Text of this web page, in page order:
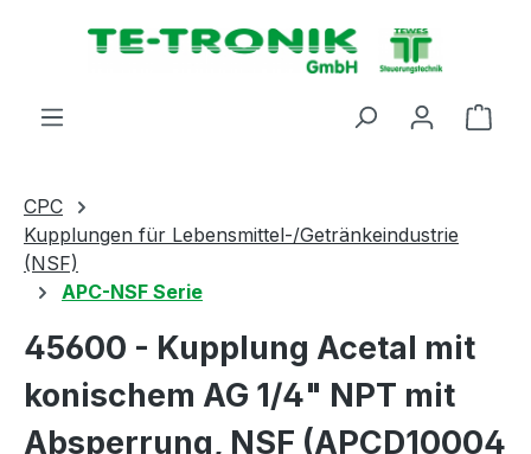
springen
CPC
Kupplungen für Lebensmittel-/Getränkeindustrie
(NSF)
APC-NSF Serie
45600 - Kupplung Acetal mit
konischem AG 1/4" NPT mit
Absperrung, NSF (APCD10004